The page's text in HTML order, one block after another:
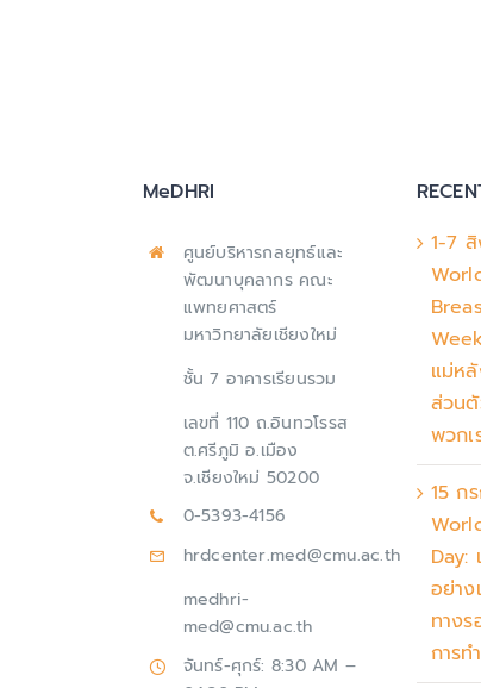
MeDHRI
ศูนย์บริหารกลยุทธ์และ
พัฒนาบุคลากร คณะ
แพทยศาสตร์
มหาวิทยาลัยเชียงใหม่
ชั้น 7 อาคารเรียนรวม
เลขที่ 110 ถ.อินทวโรรส
ต.ศรีภูมิ อ.เมือง
จ.เชียงใหม่ 50200
0-5393-4156
hrdcenter.med@cmu.ac.th
medhri-
med@cmu.ac.th
จันทร์-ศุกร์: 8:30 AM –
1-7
แม่ห
ส่วน
พวกเ
15 ก
Day:
อย่าง
ทาง
การท